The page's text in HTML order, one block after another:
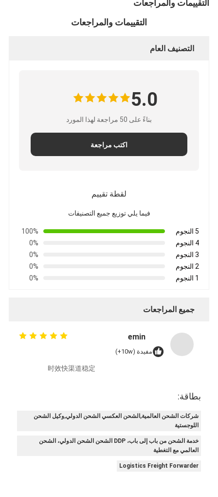
التقييمات والمراجعات
التقييمات والمراجعات
التصنيف العام
5.0
بناءً على 50 مراجعة لهذا المورد
اكتب مراجعة
لقطة تقييم
فيما يلي توزيع جميع التصنيفات
5 النجوم
100%
4 النجوم
0%
3 النجوم
0%
2 النجوم
0%
1 النجوم
0%
جميع المراجعات
emin
مفيدة (10w+)
时效快渠道稳定
بطاقة:
شركات الشحن العالمية,الشحن العكسي الشحن الدولي,وكيل الشحن
اللوجستية
خدمة الشحن من باب إلى باب، DDP الشحن الشحن الدولي، الشحن
العالمي مع التغطية
Logistics Freight Forwarder